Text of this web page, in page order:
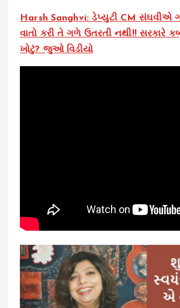
Harsh Sanghvi: ડેપ્યુટી CM સંઘવીએ
વાતો કરી તે ગળે ઉતરતી નથી!! સરકારે
ખોટું? જુઓ વિડીયો